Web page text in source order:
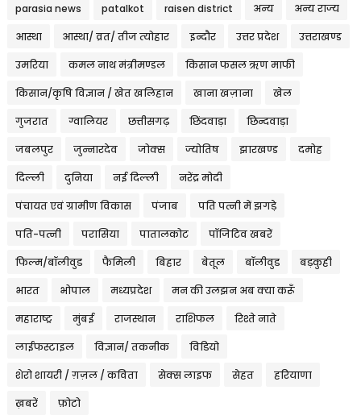
parasia news patalkot raisen district अन्य अन्य राज्य
आस्था आस्था/ व्रत/ तीज त्‍योहार इन्दौर उत्तर प्रदेश उत्तराखण्ड
उमरिया कमल नाथ मंत्रीमण्डल किसान फसल ऋण माफी
किसान/कृषि विज्ञान / खेत खलिहान खाना खज़ाना खेल
गुजरात ग्वालियर छत्तीसगढ़ छिंदवाड़ा छिन्दवाड़ा
जबलपुर जुन्नारदेव जोक्स ज्योतिष झारखण्ड दमोह
दिल्ली दुनिया नई दिल्ली नरेंद्र मोदी
पंचायत एवं ग्रामीण विकास पंजाब पति पत्नी में झगड़े
पति-पत्नी परासिया पातालकोट पॉजिटिव खबरें
फिल्म/बॉलीवुड फैमिली बिहार बेतूल बॉलीवुड बड़कुही
भारत भोपाल मध्यप्रदेश मन की उलझन अब क्या करूँ
महाराष्ट्र मुंबई राजस्थान राशिफल रिश्ते नाते
लाईफस्टाइल विज्ञान/ तकनीक विडियो
शेरो शायरी / ग़ज़ल / कविता सेक्स लाइफ सेहत हरियाणा
ख़बरें फ़ोटो